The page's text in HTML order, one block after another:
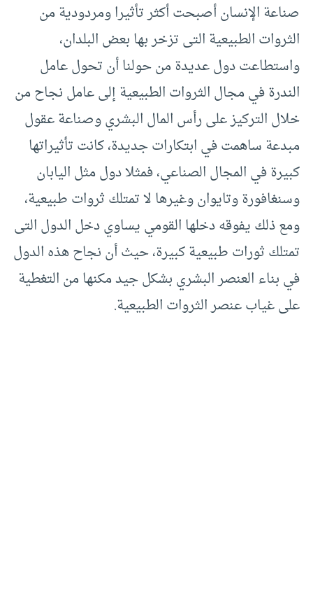
صناعة الإنسان أصبحت أكثر تأثيرا ومردودية من
الثروات الطبيعية التى تزخر بها بعض البلدان،
واستطاعت دول عديدة من حولنا أن تحول عامل
الندرة في مجال الثروات الطبيعية إلى عامل نجاح من
خلال التركيز على رأس المال البشري وصناعة عقول
مبدعة ساهمت في ابتكارات جديدة، كانت تأثيراتها
كبيرة في المجال الصناعي، فمثلا دول مثل اليابان
وسنغافورة وتايوان وغيرها لا تمتلك ثروات طبيعية،
ومع ذلك يفوقه دخلها القومي يساوي دخل الدول التى
تمتلك ثورات طبيعية كبيرة، حيث أن نجاح هذه الدول
في بناء العنصر البشري بشكل جيد مكنها من التغطية
على غياب عنصر الثروات الطبيعية.